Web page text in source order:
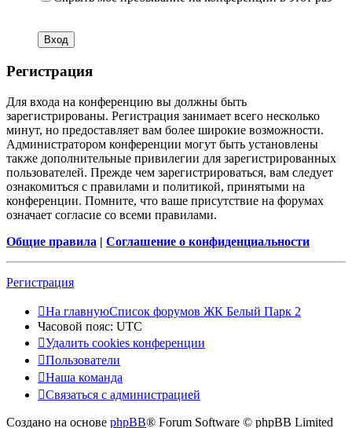
Регистрация
Для входа на конференцию вы должны быть
зарегистрированы. Регистрация занимает всего несколько
минут, но предоставляет вам более широкие возможности.
Администратором конференции могут быть установлены
также дополнительные привилегии для зарегистрированных
пользователей. Прежде чем зарегистрироваться, вам следует
ознакомиться с правилами и политикой, принятыми на
конференции. Помните, что ваше присутствие на форумах
означает согласие со всеми правилами.
Общие правила | Соглашение о конфиденциальности
Регистрация
На главнуюСписок форумов ЖК Белый Парк 2
Часовой пояс: UTC
Удалить cookies конференции
Пользователи
Наша команда
Связаться с администрацией
Создано на основе phpBB® Forum Software © phpBB Limited